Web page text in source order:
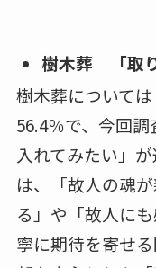
■ロボット導師に
葬儀中、導師（
裟等を着たAIロ